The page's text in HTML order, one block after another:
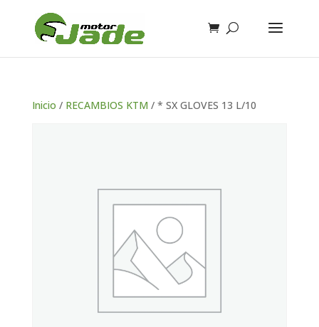
Inicio / RECAMBIOS KTM / * SX GLOVES 13 L/10